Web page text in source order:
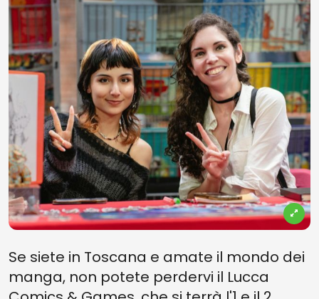
Se siete in Toscana e amate il mondo dei
manga, non potete perdervi il Lucca